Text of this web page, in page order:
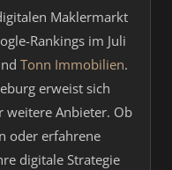
Maklermarkt
Rankings im Juli
Tonn Immobilien.
erweist sich
weitere Anbieter. Ob
oder erfahrene
digitale Strategie